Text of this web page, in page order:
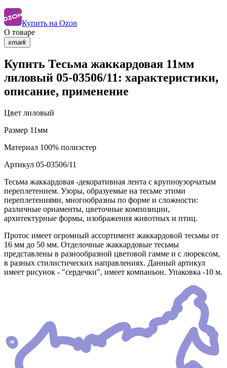
Купить на Ozon
О товаре
xmark
Купить Тесьма жаккардовая 11мм
лиловый 05-03506/11: характеристики,
описание, применение
Цвет лиловый
Размер 11мм
Материал 100% полиэстер
Артикул 05-03506/11
Тесьма жаккардовая -декоративная лента с крупноузорчатым
переплетением. Узоры, образуемые на тесьме этими
переплетениями, многообразны по форме и сложности:
различные орнаменты, цветочные композиции,
архитектурные формы, изображения животных и птиц.
Протос имеет огромный ассортимент жаккардовой тесьмы от
16 мм до 50 мм. Отделочные жаккардовые тесьмы
представлены в разнообразной цветовой гамме и с люрексом,
в разных стилистических направлениях. Данный артикул
имеет рисунок - "сердечки", имеет компаньон. Упаковка -10 м.